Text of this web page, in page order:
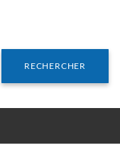
RECHERCHER